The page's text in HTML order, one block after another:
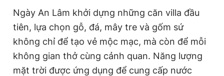
Ngày An Lâm khởi dựng những căn villa đầu
tiên, lựa chọn gỗ, đá, mây tre và gốm sứ
không chỉ để tạo vẻ mộc mạc, mà còn để mỗi
không gian thở cùng cảnh quan. Năng lượng
mặt trời được ứng dụng để cung cấp nước